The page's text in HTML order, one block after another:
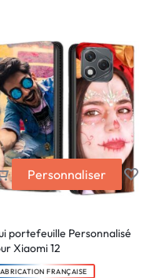
Personnaliser
portefeuille Personnalisé
Xiaomi 12
FRANÇAISE